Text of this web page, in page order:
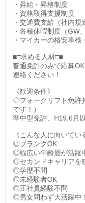
・昇給・昇格制度
・資格取得支援制度
・交通費支給（社内規
・各種休暇制度（GW
・マイカーの格安車検
■□求める人材□■
普通免許のみで応募
連絡ください！
《歓迎条件》
◇フォークリフト免許
です！）
準中型免許、H19.6月
《こんな人に向いてい
◎ブランクOK
◎幅広い年齢層が活躍
◎セカンドキャリアを
◎学歴不問
◎未経験者OK
◎正社員経験不問
◎男女問わず大活躍中！